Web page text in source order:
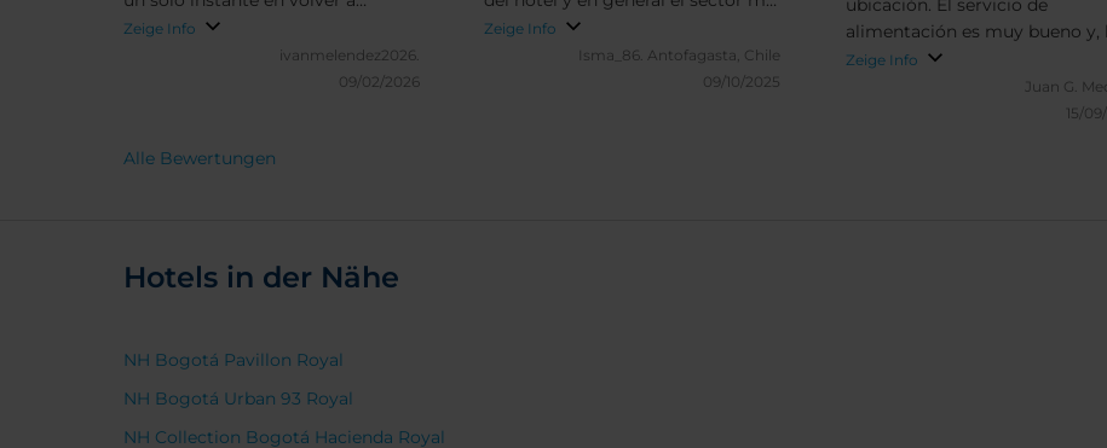
hospedarme en este grandioso
Zeige Info
ivanmelendez2026.
09/02/2026
pareció tranquilo.
Zeige Info
Isma_86. Antofagasta, Chile
09/10/2025
ubicación. El servicio de
alimentación es muy bueno y,
calidad humana y empatía de
colaboradores hacen que tu
estancia sea muy agradable.
Zeige Info
Juan G.
15/
Alle Bewertungen
Hotels in der Nähe
NH Bogotá Pavillon Royal
NH Bogotá Urban 93 Royal
NH Collection Bogotá Hacienda Royal